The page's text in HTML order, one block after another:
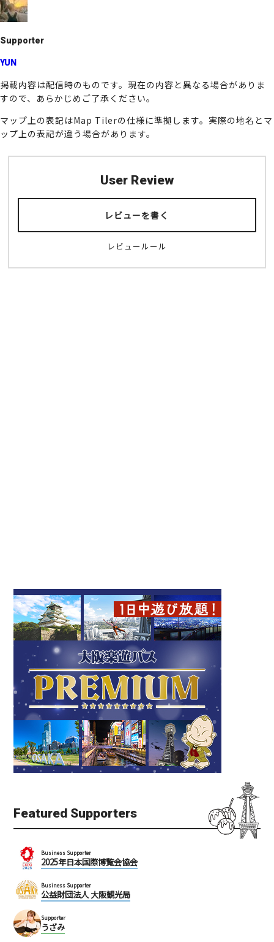
k
Supporter
YUN
掲載内容は配信時のものです。現在の内容と異なる場合がありま
すので、あらかじめご了承ください。
マップ上の表記はMap Tilerの仕様に準拠します。実際の地名とマ
ップ上の表記が違う場合があります。
User Review
レビューを書く
レビュールール
Featured Supporters
Business Supporter
2025年日本国際博覧会協会
Business Supporter
公益財団法人 大阪観光局
Supporter
うざみ